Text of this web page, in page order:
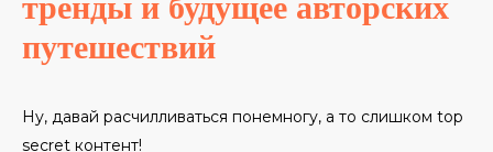
путешествий
Ну, давай расчилливаться понемногу, а то слишком top
secret контент!